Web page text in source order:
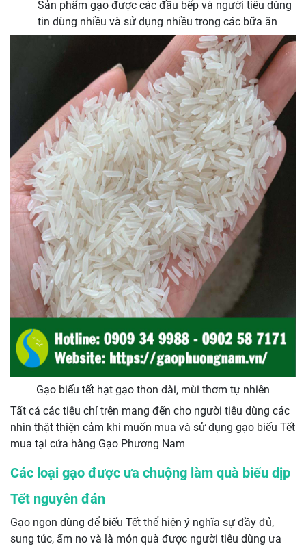
Sản phẩm gạo được các đầu bếp và người tiêu dùng
tin dùng nhiều và sử dụng nhiều trong các bữa ăn
Gạo biếu tết hạt gạo thon dài, mùi thơm tự nhiên
Tất cả các tiêu chí trên mang đến cho người tiêu dùng các
nhìn thật thiện cảm khi muốn mua và sử dụng gạo biếu Tết
mua tại cửa hàng Gạo Phương Nam
Các loại gạo được ưa chuộng làm quà biếu dịp
Tết nguyên đán
Gạo ngon dùng để biếu Tết thể hiện ý nghĩa sự đầy đủ,
sung túc, ấm no và là món quà được người tiêu dùng ưa